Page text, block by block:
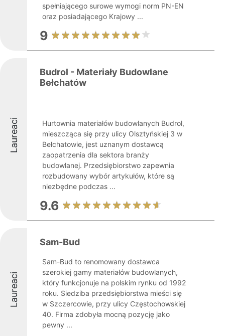
spełniającego surowe wymogi norm PN-EN
oraz posiadającego Krajowy ...
9
Laureaci
Budrol - Materiały Budowlane
Bełchatów
Hurtownia materiałów budowlanych Budrol,
mieszcząca się przy ulicy Olsztyńskiej 3 w
Bełchatowie, jest uznanym dostawcą
zaopatrzenia dla sektora branży
budowlanej. Przedsiębiorstwo zapewnia
rozbudowany wybór artykułów, które są
niezbędne podczas ...
9.6
Laureaci
Sam-Bud
Sam-Bud to renomowany dostawca
szerokiej gamy materiałów budowlanych,
który funkcjonuje na polskim rynku od 1992
roku. Siedziba przedsiębiorstwa mieści się
w Szczercowie, przy ulicy Częstochowskiej
40. Firma zdobyła mocną pozycję jako
pewny ...